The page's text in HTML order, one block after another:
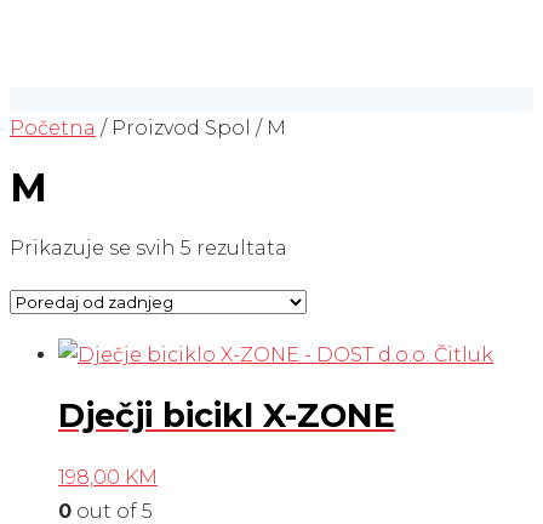
Početna / Proizvod Spol / M
M
Prikazuje se svih 5 rezultata
najnovijem
Dječji bicikl X-ZONE
198,00 KM
0 out of 5